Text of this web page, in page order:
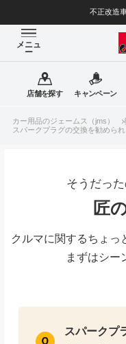
不正改造
メニュ
ー
店舗を探す キャンペーン
カー用品のジェームス（jms）
スパークプラグの交換を勧めら
そうだっ
匠
クルマに関するちょっ
まずはシー
スパークプ